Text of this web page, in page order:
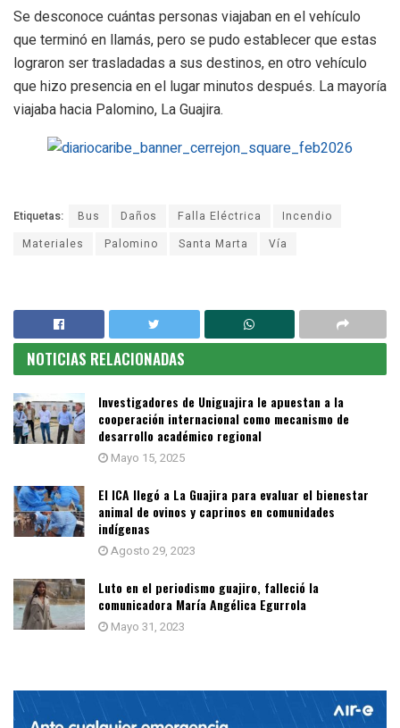
Se desconoce cuántas personas viajaban en el vehículo
que terminó en llamás, pero se pudo establecer que estas
lograron ser trasladadas a sus destinos, en otro vehículo
que hizo presencia en el lugar minutos después. La mayoría
viajaba hacia Palomino, La Guajira.
Etiquetas: Bus Daños Falla Eléctrica
Incendio
Materiales
Palomino Santa Marta Vía
NOTICIAS RELACIONADAS
Investigadores de Uniguajira le apuestan a la
cooperación internacional como mecanismo de
desarrollo académico regional
Mayo 15, 2025
El ICA llegó a La Guajira para evaluar el bienestar
animal de ovinos y caprinos en comunidades
indígenas
Agosto 29, 2023
Luto en el periodismo guajiro, falleció la
comunicadora María Angélica Egurrola
Mayo 31, 2023